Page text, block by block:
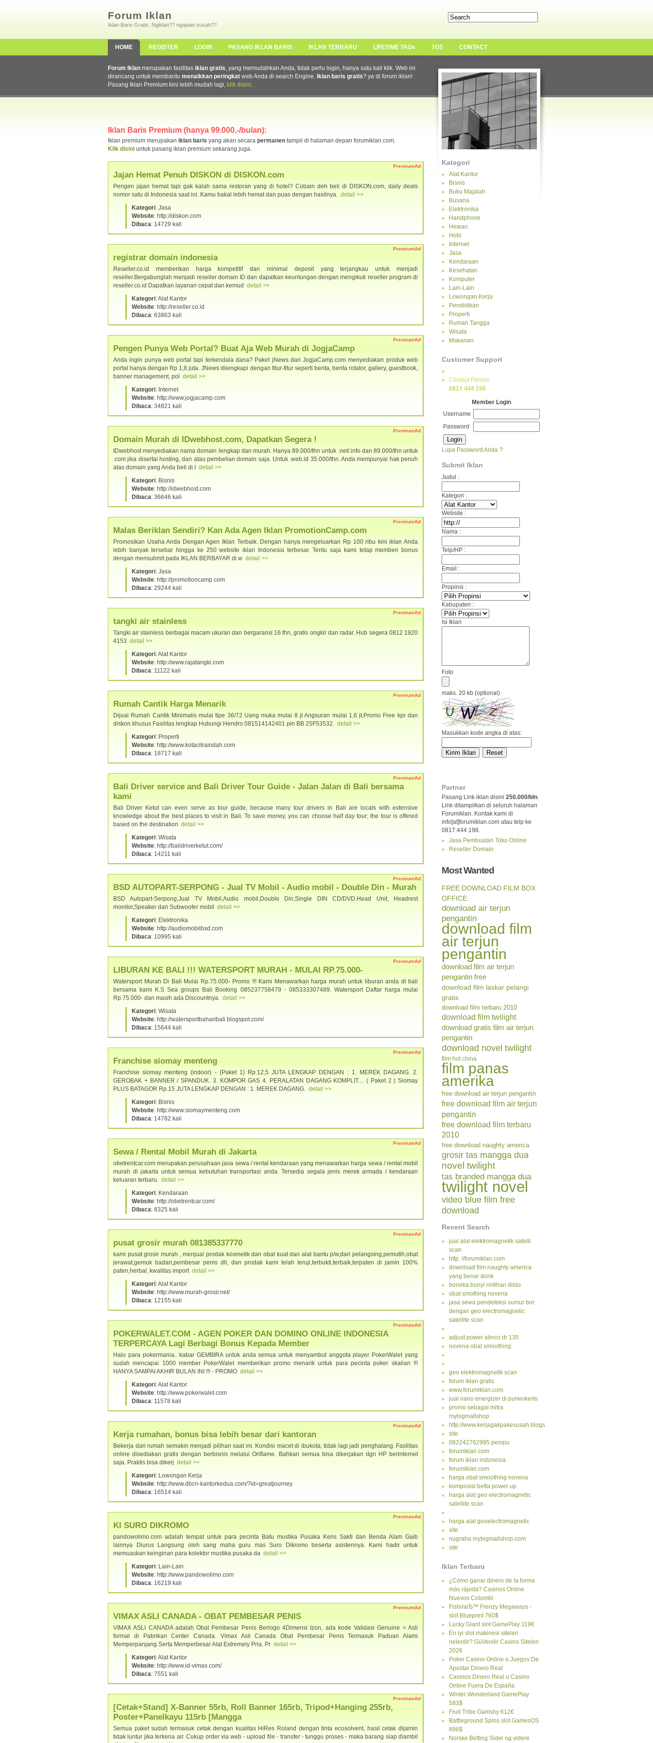
Forum Iklan
Iklan Baris Gratis. Ngiklan?? ngapain susah??
HOME REGISTER LOGIN PASANG IKLAN BARIS IKLAN TERBARU LIFETIME TAGs TOS CONTACT
Kategori
Alat Kantor
Bisnis
Buku Majalah
Busana
Elektronika
Handphone
Hewan
Hobi
Internet
Jasa
Kendaraan
Kesehatan
Komputer
Lain-Lain
Lowongan Kerja
Pendidikan
Properti
Rumah Tangga
Wisata
Makanan
Customer Support
Contact Person
0817 444 198
Member Login
Username
Password
Lupa Password Anda ?
Submit Iklan
Judul :
Kategori :
Website :
Nama :
Telp/HP :
Email :
Propinsi :
Kabupaten :
Isi Iklan
Foto
maks. 20 kb (optional)
Masukkan kode angka di atas:
Partner
Pasang Link iklan disini 250.000/bln.
Link ditampilkan di seluruh halaman
Forumiklan. Kontak kami di
info[at]forumiklan.com atau telp ke
0817.444.198.
Jasa Pembuatan Toko Online
Reseller Domain
Most Wanted
FREE DOWNLOAD FILM BOX
OFFICE
download air terjun
pengantin
download film
air terjun
pengantin
download film air terjun
pengantin free
download film laskar pelangi
gratis
download film terbaru 2010
download film twilight
download gratis film air terjun
pengantin
download novel twilight
film hot china
film panas
amerika
free download air terjun pengantin
free download film air terjun
pengantin
free download film terbaru
2010
free download naughty america
grosir tas mangga dua
novel twilight
tas branded mangga dua
twilight novel
video blue film free
download
Recent Search
jual alat elektromagnetik satelit
scan
http. //forumiklan.com
download film naughty america
yang benar donk
boneka bunyi rintihan dildo
obat smothing novena
jasa sewa pendeteksi sumur bor
dengan geo electromagnetic
satellite scan
adjust power alinco dr 135
novena obat smoothing
geo elektromagnetik scan
forum iklan gratis
www.forumiklan.com
jual nano energizer di purwokerto
promo sebagai mitra
mybigmallshop
http://www.kerjagakpakesusah.blogspot.com/
site
082242762995 penipu
forumiklan com
forum iklan indonesia
forumiklan.com
harga obat smoothing novena
komposisi betta power up
harga alat geo electromagnetic
satellite scan
harga alat geoelectromagnetic
site
nugraha mybigmallshop.com
site
Iklan Terbaru
¿Cómo ganar dinero de la forma
más rápida? Casinos Online
Nuevos Colombi
FishinвЂ™ Frenzy Megaways -
slot Blueprint 760$
Lucky Giant slot GamePlay 119€
En iyi slot makinesi siteleri
nelerdir? GüVenilir Casino Siteleri
2026
Poker Casino Online o Juegos De
Apostar Dinero Real
Casinos Dinero Real u Casino
Online Fuera De España
Winter Wonderland GamePlay
583$
Fruit Tribe Gamshy 612€
Battleground Spins slot GamesOS
896$
Norske Betting Sider og videre
Forum Iklan merupakan fasilitas iklan gratis, yang memudahkan Anda, tidak perlu login, hanya satu kali klik. Web ini
dirancang untuk membantu menaikkan peringkat web Anda di search Engine. Iklan baris gratis? ya di forum iklan!
Pasang Iklan Premium kini lebih mudah lagi, klik disini.
Iklan Baris Premium (hanya 99.000,-/bulan):
Iklan premium merupakan iklan baris yang akan secara permanen tampil di halaman depan forumiklan.com.
Klik disini untuk pasang iklan premium sekarang juga.
PremiumAd
Jajan Hemat Penuh DISKON di DISKON.com
Pengen jajan hemat tapi gak kalah sama restoran yang di hotel? Cobain deh beli di DISKON.com, daily deals
nomor satu di Indonesia saat ini. Kamu bakal lebih hemat dan puas dengan hasilnya. detail >>
Kategori: Jasa
Website: http://diskon.com
Dibaca: 14729 kali
PremiumAd
registrar domain indonesia
Reseller.co.id memberikan harga kompetitif dan minimal deposit yang terjangkau untuk menjadi
reseller.Bergabunglah menjadi reseller domain ID dan dapatkan keuntungan dengan mengikuti reseller program di
reseller.co.id Dapatkan layanan cepat dan kemud detail >>
Kategori: Alat Kantor
Website: http://reseller.co.id
Dibaca: 63863 kali
PremiumAd
Pengen Punya Web Portal? Buat Aja Web Murah di JogjaCamp
Anda ingin punya web portal tapi terkendala dana? Paket jNews dari JogjaCamp.com menyediakan produk web
portal hanya dengan Rp 1,8 juta. JNews dilengkapi dengan fitur-fitur seperti berita, berita rotator, gallery, guestbook,
banner management, pol detail >>
Kategori: Internet
Website: http://www.jogjacamp.com
Dibaca: 34821 kali
PremiumAd
Domain Murah di IDwebhost.com, Dapatkan Segera !
IDwebhost menyediakan nama domain lengkap dan murah. Hanya 89.000/thn untuk .net/.info dan 89.000/thn untuk
.com jika disertai hosting, dan atau pembelian domain saja. Untuk .web.id 35.000/thn. Anda mempunyai hak penuh
atas domain yang Anda beli di I detail >>
Kategori: Bisnis
Website: http://idwebhost.com
Dibaca: 36646 kali
PremiumAd
Malas Beriklan Sendiri? Kan Ada Agen Iklan PromotionCamp.com
Promosikan Usaha Anda Dengan Agen Iklan Terbaik. Dengan hanya mengeluarkan Rp 100 ribu kini iklan Anda
lebih banyak tersebar hingga ke 250 website iklan Indonesia terbesar. Tentu saja kami tetap memberi bonus
dengan mensubmit pada IKLAN BERBAYAR di w detail >>
Kategori: Jasa
Website: http://promotioncamp.com
Dibaca: 29244 kali
PremiumAd
tangki air stainless
Tangki air stainless berbagai macam ukuran dan bergaransi 16 thn, gratis ongkir dan radar. Hub segera 0812 1920
4153 detail >>
Kategori: Alat Kantor
Website: http://www.rajatangki.com
Dibaca: 11122 kali
PremiumAd
Rumah Cantik Harga Menarik
Dijual Rumah Cantik Minimalis mulai tipe 36/72 Uang muka mulai 8 jt Angsuran mulai 1,6 jt,Promo Free kpr dan
diskon khusus Fasilitas lengkap Hubungi Hendro 081514142401 pin BB 25F53532. detail >>
Kategori: Properti
Website: http://www.kotacitraindah.com
Dibaca: 18717 kali
PremiumAd
Bali Driver service and Bali Driver Tour Guide - Jalan Jalan di Bali bersama
kami
Bali Driver Ketut can even serve as tour guide, because many tour drivers in Bali are locals with extensive
knowledge about the best places to visit in Bali. To save money, you can choose half day tour; the tour is offered
based on the destination detail >>
Kategori: Wisata
Website: http://balidriverketut.com/
Dibaca: 14211 kali
PremiumAd
BSD AUTOPART-SERPONG - Jual TV Mobil - Audio mobil - Double Din - Murah
BSD Autopart-Serpong,Jual TV Mobil,Audio mobil,Double Din,Single DIN CD/DVD.Head Unit, Headrest
monitor,Speaker dan Subwoofer mobil detail >>
Kategori: Elektronika
Website: http://audiomobilbsd.com
Dibaca: 10995 kali
PremiumAd
LIBURAN KE BALI !!! WATERSPORT MURAH - MULAI RP.75.000-
Watersport Murah Di Bali Mulai Rp.75.000- Promo !!! Kami Menawarkan harga murah untuk liburan anda di bali
bersama kami K.S Sea groups Bali Booking 085237758479 - 085333307489. Watersport Daftar harga mulai
Rp.75.000- dan masih ada Discountnya. detail >>
Kategori: Wisata
Website: http://watersportbaharibali.blogspot.com/
Dibaca: 15644 kali
PremiumAd
Franchise siomay menteng
Franchise siomay menteng (indoor) - (Paket 1) Rp.12,5 JUTA LENGKAP DENGAN : 1. MEREK DAGANG. 2.
GEROBAK + BANNER / SPANDUK. 3. KOMPOR GAS 4. PERALATAN DAGANG KOMPLIT.... ( Paket 2 ) Siomay
PLUS BATAGOR Rp.15 JUTA LENGKAP DENGAN : 1. MEREK DAGANG. detail >>
Kategori: Bisnis
Website: http://www.siomaymenteng.com
Dibaca: 14782 kali
PremiumAd
Sewa / Rental Mobil Murah di Jakarta
obetrentcar.com merupakan perusahaan jasa sewa / rental kendaraan yang menawarkan harga sewa / rental mobil
murah di jakarta untuk semua kebutuhan transportasi anda. Tersedia segala jenis merek armada / kendaraan
keluaran terbaru. detail >>
Kategori: Kendaraan
Website: http://obetrentcar.com/
Dibaca: 8325 kali
PremiumAd
pusat grosir murah 081385337770
kami pusat grosir murah , menjual prodak kosmetik dan obat kuat dan alat bantu p/w,dari pelangsing,pemutih,obat
jerawat,gemuk badan,pembesar penis dll, dan prodak kami telah teruji,terbukti,terbaik,terpaten di jamin 100%
paten,herbal, kwalitas import detail >>
Kategori: Alat Kantor
Website: http://www.murah-grosir.net/
Dibaca: 12155 kali
PremiumAd
POKERWALET.COM - AGEN POKER DAN DOMINO ONLINE INDONESIA
TERPERCAYA Lagi Berbagi Bonus Kepada Member
Halo para pokermania.. kabar GEMBIRA untuk anda semua untuk menyambut anggota player PokerWalet yang
sudah mencapai 1000 member PokerWalet memberikan promo menarik untuk para pecinta poker skalian !!!
HANYA SAMPAI AKHIR BULAN INI !!! - PROMO detail >>
Kategori: Alat Kantor
Website: http://www.pokerwalet.com
Dibaca: 11578 kali
PremiumAd
Kerja rumahan, bonus bisa lebih besar dari kantoran
Bekerja dari rumah semakin menjadi pilihan saat ini. Kondisi macet di ibukota, tidak lagi jadi penghalang. Fasilitas
online disediakan gratis dengan berbisnis melalui Oriflame. Bahkan semua bisa dikerjakan dgn HP berinternet
saja. Praktis bisa dikerj detail >>
Kategori: Lowongan Kerja
Website: http://www.dbcn-kantorkedua.com/?id=greatjourney
Dibaca: 16514 kali
PremiumAd
KI SURO DIKROMO
pandowolimo.com adalah tempat untuk para pecinta Batu mustika Pusaka Keris Sakti dan Benda Alam Gaib
lainnya Diurus Langsung oleh sang maha guru mas Suro Dikromo beserta asistennya. Kami hadir untuk
memuaskan keinginan para kolektor mustika pusaka da detail >>
Kategori: Lain-Lain
Website: http://www.pandowolimo.com
Dibaca: 16219 kali
PremiumAd
VIMAX ASLI CANADA - OBAT PEMBESAR PENIS
VIMAX ASLI CANADA adalah Obat Pembesar Penis Berlogo 4Dimensi Izon, ada kode Validasi Genuine = Asli
formal di Pabrikan Center Canada. Vimax Asli Canada Obat Pembesar Penis Termasuk Paduan Alami
Memperpanjang Serta Memperbesar Alat Extremely Pria. Pr detail >>
Kategori: Alat Kantor
Website: http://www.id-vimax.com/
Dibaca: 7551 kali
PremiumAd
[Cetak+Stand] X-Banner 55rb, Roll Banner 165rb, Tripod+Hanging 255rb,
Poster+Panelkayu 115rb [Mangga
Semua paket sudah termasuk cetak dengan kualitas HiRes Roland dengan tinta ecosolvent, hasil cetak dijamin
tidak luntur jika terkena air. Cukup order via web - upload file - transfer - tunggu proses - maka barang siap diambil